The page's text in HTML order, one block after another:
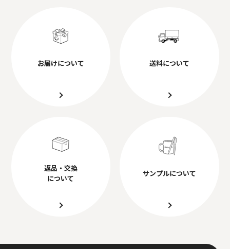
お届けについて 送料について
返品・交換
について
サンプルについて